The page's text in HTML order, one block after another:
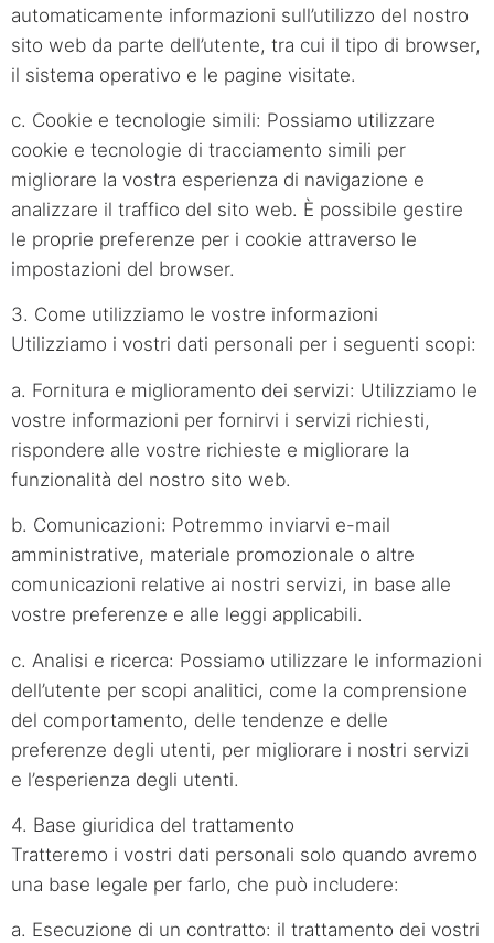
automaticamente informazioni sull’utilizzo del nostro
sito web da parte dell’utente, tra cui il tipo di browser,
il sistema operativo e le pagine visitate.
c. Cookie e tecnologie simili: Possiamo utilizzare
cookie e tecnologie di tracciamento simili per
migliorare la vostra esperienza di navigazione e
analizzare il traffico del sito web. È possibile gestire
le proprie preferenze per i cookie attraverso le
impostazioni del browser.
3. Come utilizziamo le vostre informazioni
Utilizziamo i vostri dati personali per i seguenti scopi:
a. Fornitura e miglioramento dei servizi: Utilizziamo le
vostre informazioni per fornirvi i servizi richiesti,
rispondere alle vostre richieste e migliorare la
funzionalità del nostro sito web.
b. Comunicazioni: Potremmo inviarvi e-mail
amministrative, materiale promozionale o altre
comunicazioni relative ai nostri servizi, in base alle
vostre preferenze e alle leggi applicabili.
c. Analisi e ricerca: Possiamo utilizzare le informazioni
dell’utente per scopi analitici, come la comprensione
del comportamento, delle tendenze e delle
preferenze degli utenti, per migliorare i nostri servizi
e l’esperienza degli utenti.
4. Base giuridica del trattamento
Tratteremo i vostri dati personali solo quando avremo
una base legale per farlo, che può includere:
a. Esecuzione di un contratto: il trattamento dei vostri